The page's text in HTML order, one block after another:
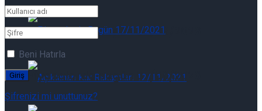
Piyasalarda Bugün 07/08/2026
Piyasalarda Bugün 07/08/2026
Beni Hatırla
Şifrenizi mi unuttunuz?